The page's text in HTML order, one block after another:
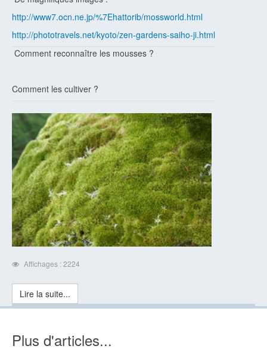
http://www7.ocn.ne.jp/%7Ehattorib/mossworld.html
http://phototravels.net/kyoto/zen-gardens-saiho-ji.html
Comment reconnaître les mousses ?
Comment les cultiver ?
Affichages : 2224
Lire la suite...
Plus d'articles...